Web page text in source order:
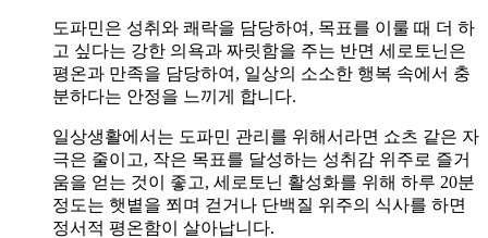
도파민은 성취와 쾌락을 담당하여, 목표를 이룰 때 더 하
고 싶다는 강한 의욕과 짜릿함을 주는 반면 세로토닌은
평온과 만족을 담당하여, 일상의 소소한 행복 속에서 충
분하다는 안정을 느끼게 합니다.
일상생활에서는 도파민 관리를 위해서라면 쇼츠 같은 자
극은 줄이고, 작은 목표를 달성하는 성취감 위주로 즐거
움을 얻는 것이 좋고, 세로토닌 활성화를 위해 하루 20분
정도는 햇볕을 쬐며 걷거나 단백질 위주의 식사를 하면
정서적 평온함이 살아납니다.